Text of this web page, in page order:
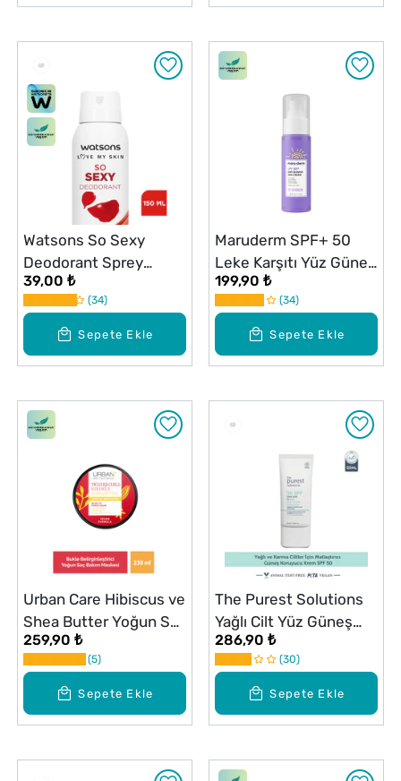
Sepete Ekle
Watsons So Sexy
Deodorant Sprey
Pudrasız 150 ml
39,00 ₺
34
Sepete Ekle
Maruderm SPF+ 50
Leke Karşıtı Yüz Güneş
Kremi 50 ml
199,90 ₺
34
Sepete Ekle
Urban Care Hibiscus ve
Shea Butter Yoğun Saç
Bakım Maskesi 230 ml
259,90 ₺
5
Sepete Ekle
The Purest Solutions
Yağlı Cilt Yüz Güneş
Kremi 50+ SPF50 ml
286,90 ₺
30